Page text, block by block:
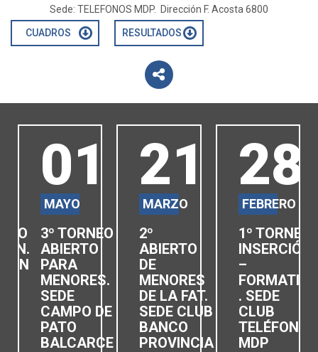
Sede: TELEFONOS MDP. Dirección F. Acosta 6800
CUADROS RESULTADOS
01
MAYO
3º TORNEO
ABIERTO
PARA
MENORES.
SEDE
CAMPO DE
PATO
BALCARCE
21
MARZO
2º
ABIERTO
DE
MENORES
DE LA FAT.
SEDE CLUB
BANCO
PROVINCIA
28
FEBRERO
1º TORNEO
INSERCIÓN
–
FORMATIVO
. SEDE
CLUB
TELÉFONOS
MDP